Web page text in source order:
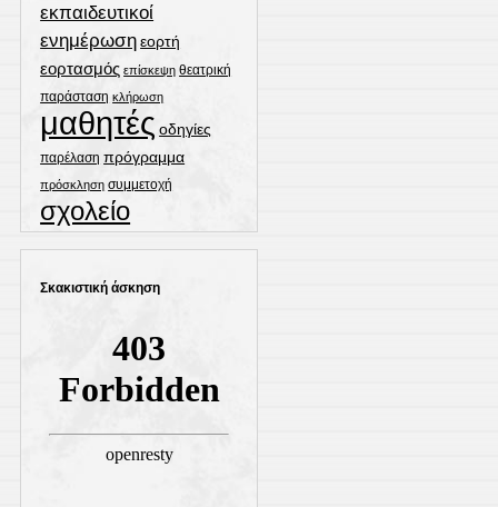
εκπαιδευτικοί
ενημέρωση εορτή
εορτασμός επίσκεψη θεατρική
παράσταση κλήρωση
μαθητές οδηγίες
παρέλαση πρόγραμμα
πρόσκληση συμμετοχή
σχολείο
Σκακιστική άσκηση